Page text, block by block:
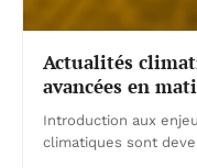
Actualités
avancées en
Introduction aux
climatiques sont